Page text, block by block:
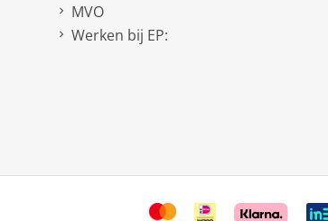
MVO
Werken bij EP: